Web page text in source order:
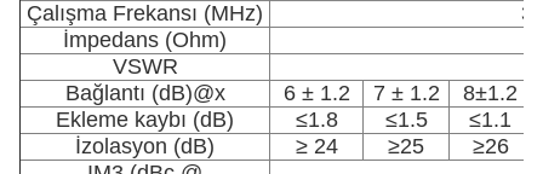
Çalışma Frekansı (MHz)
İmpedans (Ohm)
VSWR
Bağlantı (dB)@x
6 ± 1.2 7 ± 1.2
8±1.2
Ekleme kaybı (dB)
≤1.8 ≤1.5
≤1.1
İzolasyon (dB)
≥ 24 ≥25
≥26